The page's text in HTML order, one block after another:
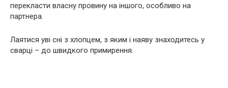
перекласти власну провину на іншого, особливо на
партнера.
Лаятися уві сні з хлопцем, з яким і наяву знаходитесь у
сварці – до швидкого примирення.